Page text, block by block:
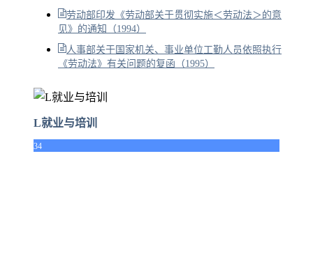
劳动部印发《劳动部关于贯彻实施＜劳动法＞的意
见》的通知（1994）
人事部关于国家机关、事业单位工勤人员依照执行
《劳动法》有关问题的复函（1995）
L就业与培训
34